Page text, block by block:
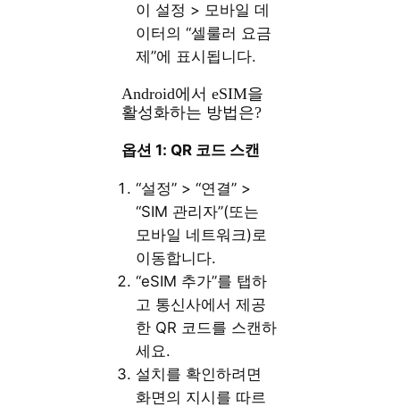
이 설정 > 모바일 데
이터의 “셀룰러 요금
제”에 표시됩니다.
Android에서 eSIM을
활성화하는 방법은?
옵션 1: QR 코드 스캔
“설정” > “연결” >
“SIM 관리자”(또는
모바일 네트워크)로
이동합니다.
“eSIM 추가”를 탭하
고 통신사에서 제공
한 QR 코드를 스캔하
세요.
설치를 확인하려면
화면의 지시를 따르